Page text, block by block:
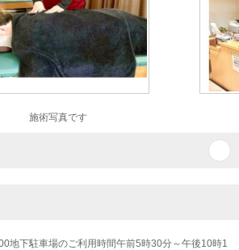
施術写真です
地下駐車場のご利用時間午前5時30分～午後10時1